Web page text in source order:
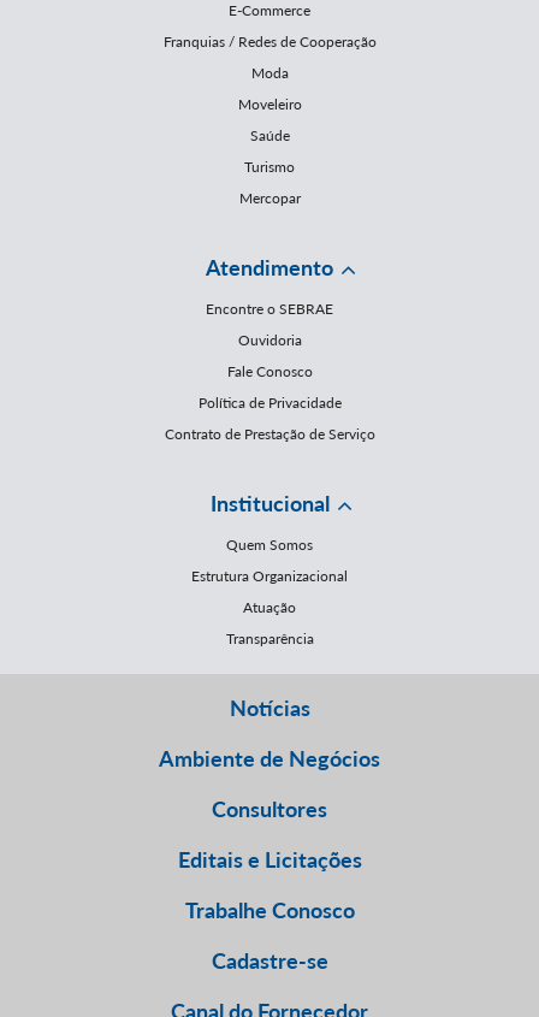
E-Commerce
Franquias / Redes de Cooperação
Moda
Moveleiro
Saúde
Turismo
Mercopar
Atendimento
Encontre o SEBRAE
Ouvidoria
Fale Conosco
Política de Privacidade
Contrato de Prestação de Serviço
Institucional
Quem Somos
Estrutura Organizacional
Atuação
Transparência
Notícias
Ambiente de Negócios
Consultores
Editais e Licitações
Trabalhe Conosco
Cadastre-se
Canal do Fornecedor